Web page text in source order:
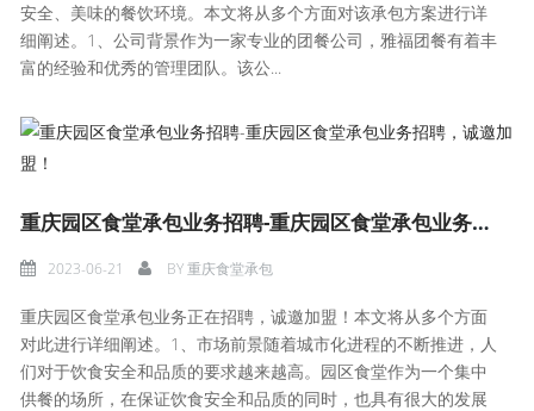
安全、美味的餐饮环境。本文将从多个方面对该承包方案进行详
细阐述。1、公司背景作为一家专业的团餐公司，雅福团餐有着丰
富的经验和优秀的管理团队。该公...
重庆园区食堂承包业务招聘-重庆园区食堂承包业务招聘，诚邀加盟！
2023-06-21 BY重庆食堂承包
重庆园区食堂承包业务正在招聘，诚邀加盟！本文将从多个方面
对此进行详细阐述。1、市场前景随着城市化进程的不断推进，人
们对于饮食安全和品质的要求越来越高。园区食堂作为一个集中
供餐的场所，在保证饮食安全和品质的同时，也具有很大的发展